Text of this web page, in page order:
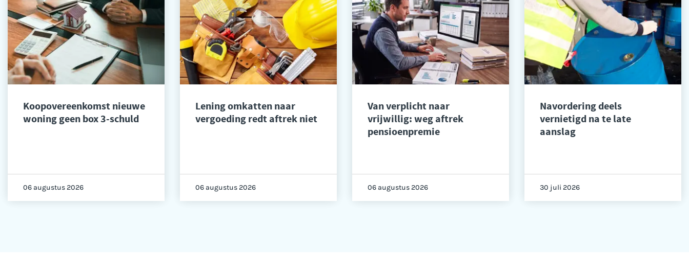
Koopovereenkomst nieuwe
woning geen box 3-schuld
06 augustus 2026
Lening omkatten naar
vergoeding redt aftrek niet
06 augustus 2026
Van verplicht naar
vrijwillig: weg aftrek
pensioenpremie
06 augustus 2026
Navordering deels
vernietigd na te late
aanslag
30 juli 2026